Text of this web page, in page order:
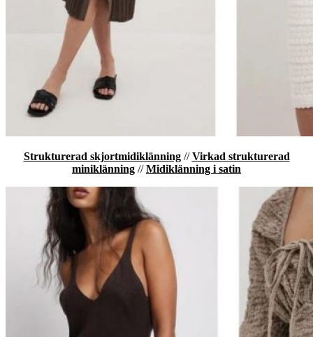
Strukturerad skjortmidiklänning//Virkad strukturerad
miniklänning //Midiklänning i satin